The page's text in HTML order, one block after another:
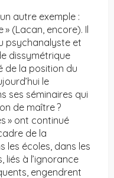
autre exemple :
» (Lacan, encore). Il
psychanalyste et
dissymétrique
de la position du
le
ses séminaires qui
de maître ?
» ont continué
de la
les écoles, dans les
liés à l’ignorance
engendrent